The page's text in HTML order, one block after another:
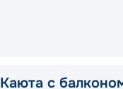
Каюта с